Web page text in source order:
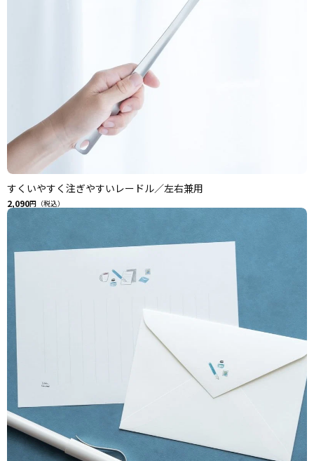
すくいやすく注ぎやすいレードル／左右兼用
2,090円（税込）